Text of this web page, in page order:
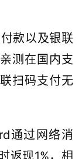
款以及银联
测在国内支
扫码支付无
通过网络消
返现1%，相